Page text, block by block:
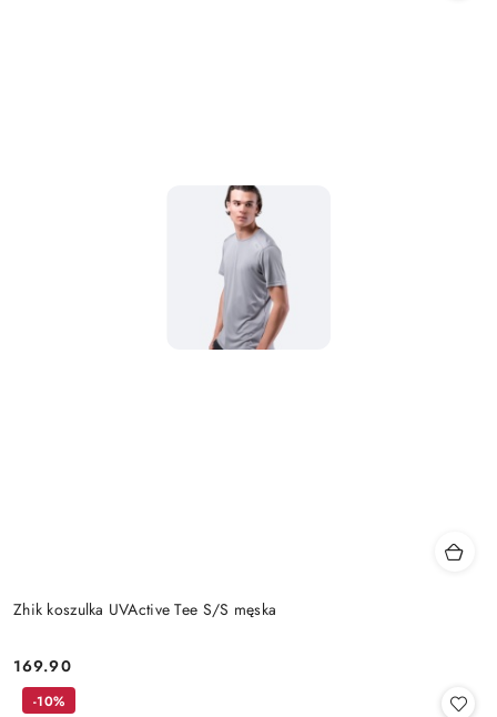
Zhik koszulka UVActive Tee S/S męska
Cena:
169.90
-10%